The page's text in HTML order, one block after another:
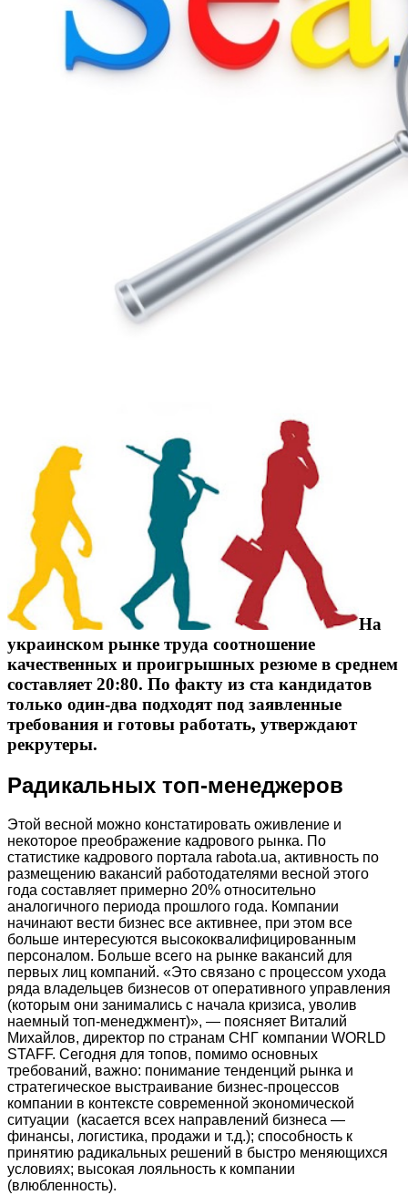
На
украинском рынке труда соотношение
качественных и проигрышных резюме в среднем
составляет 20:80. По факту из ста кандидатов
только один-два подходят под заявленные
требования и готовы работать, утверждают
рекрутеры.
Радикальных топ-менеджеров
Этой весной можно констатировать оживление и
некоторое преображение кадрового рынка. По
статистике кадрового портала rabota.ua, активность по
размещению вакансий работодателями весной этого
года составляет примерно 20% относительно
аналогичного периода прошлого года. Компании
начинают вести бизнес все активнее, при этом все
больше интересуются высококвалифицированным
персоналом. Больше всего на рынке вакансий для
первых лиц компаний. «Это связано с процессом ухода
ряда владельцев бизнесов от оперативного управления
(которым они занимались с начала кризиса, уволив
наемный топ-менеджмент)», — поясняет Виталий
Михайлов, директор по странам СНГ компании WORLD
STAFF. Сегодня для топов, помимо основных
требований, важно: понимание тенденций рынка и
стратегическое выстраивание бизнес-процессов
компании в контексте современной экономической
ситуации (касается всех направлений бизнеса —
финансы, логистика, продажи и т.д.); способность к
принятию радикальных решений в быстро меняющихся
условиях; высокая лояльность к компании
(влюбленность).